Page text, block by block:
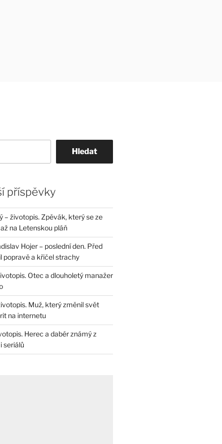
Hledat
příspěvky
– životopis. Zpěvák, který se ze
na Letenskou pláň
Hojer – poslední den. Před
popravě a křičel strachy
Otec a dlouholetý manažer
Muž, který změnil svět
na internetu
Herec a dabér známý z
seriálů